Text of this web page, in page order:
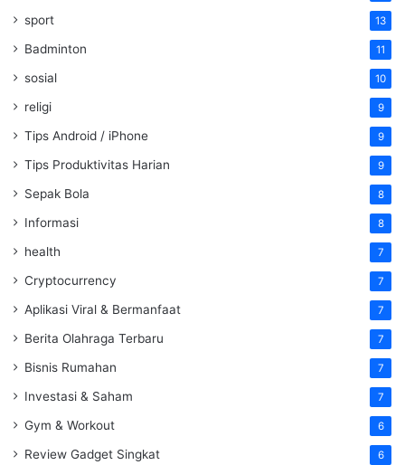
sport 13
Badminton 11
sosial 10
religi 9
Tips Android / iPhone 9
Tips Produktivitas Harian 9
Sepak Bola 8
Informasi 8
health 7
Cryptocurrency 7
Aplikasi Viral & Bermanfaat 7
Berita Olahraga Terbaru 7
Bisnis Rumahan 7
Investasi & Saham 7
Gym & Workout 6
Review Gadget Singkat 6